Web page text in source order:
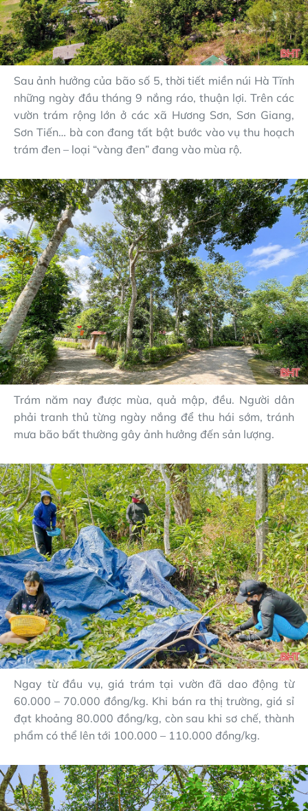
Sau ảnh hưởng của bão số 5, thời tiết miền núi Hà Tĩnh
những ngày đầu tháng 9 nắng ráo, thuận lợi. Trên các
vườn trám rộng lớn ở các xã Hương Sơn, Sơn Giang,
Sơn Tiến… bà con đang tất bật bước vào vụ thu hoạch
trám đen – loại “vàng đen” đang vào mùa rộ.
Trám năm nay được mùa, quả mập, đều. Người dân
phải tranh thủ từng ngày nắng để thu hái sớm, tránh
mưa bão bất thường gây ảnh hưởng đến sản lượng.
Ngay từ đầu vụ, giá trám tại vườn đã dao động từ
60.000 – 70.000 đồng/kg. Khi bán ra thị trường, giá sỉ
đạt khoảng 80.000 đồng/kg, còn sau khi sơ chế, thành
phẩm có thể lên tới 100.000 – 110.000 đồng/kg.